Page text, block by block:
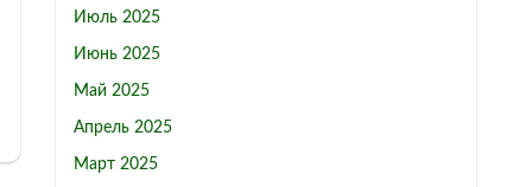
Июль 2025
Июнь 2025
Май 2025
Апрель 2025
Март 2025